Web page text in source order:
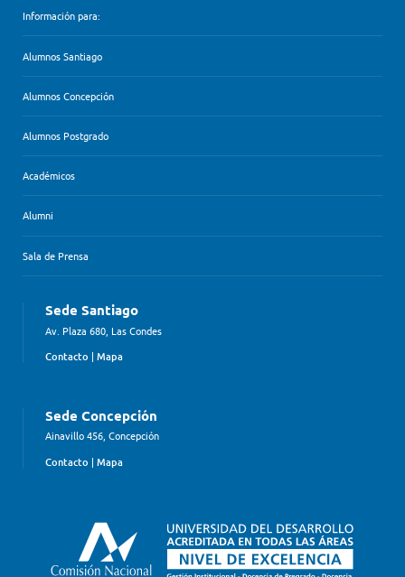
Información para:
Alumnos Santiago
Alumnos Concepción
Alumnos Postgrado
Académicos
Alumni
Sala de Prensa
Sede Santiago
Av. Plaza 680, Las Condes
Contacto | Mapa
Sede Concepción
Ainavillo 456, Concepción
Contacto | Mapa